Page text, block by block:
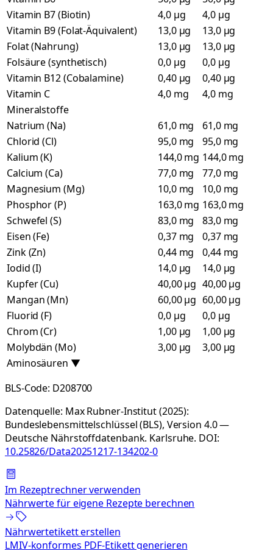
Vitamin B7 (Biotin)
4,0 µg
4,0 µg
Vitamin B9 (Folat-Äquivalent)
13,0 µg
13,0 µg
Folat (Nahrung)
13,0 µg
13,0 µg
Folsäure (synthetisch)
0,0 µg
0,0 µg
Vitamin B12 (Cobalamine)
0,40 µg
0,40 µg
Vitamin C
4,0 mg
4,0 mg
Mineralstoffe
Natrium (Na)
61,0 mg
61,0 mg
Chlorid (Cl)
95,0 mg
95,0 mg
Kalium (K)
144,0 mg 144,0 mg
Calcium (Ca)
77,0 mg
77,0 mg
Magnesium (Mg)
10,0 mg
10,0 mg
Phosphor (P)
163,0 mg 163,0 mg
Schwefel (S)
83,0 mg
83,0 mg
Eisen (Fe)
0,37 mg
0,37 mg
Zink (Zn)
0,44 mg
0,44 mg
Iodid (I)
14,0 µg
14,0 µg
Kupfer (Cu)
40,00 µg 40,00 µg
Mangan (Mn)
60,00 µg 60,00 µg
Fluorid (F)
0,0 µg
0,0 µg
Chrom (Cr)
1,00 µg
1,00 µg
Molybdän (Mo)
3,00 µg
3,00 µg
Aminosäuren ▼
BLS-Code: D208700
Datenquelle: Max Rubner-Institut (2025):
Bundeslebensmittelschlüssel (BLS), Version 4.0 —
Deutsche Nährstoffdatenbank. Karlsruhe. DOI:
10.25826/Data20251217-134202-0
Im Rezeptrechner verwenden
Nährwerte für eigene Rezepte berechnen
Nährwertetikett erstellen
LMIV-konformes PDF-Etikett generieren